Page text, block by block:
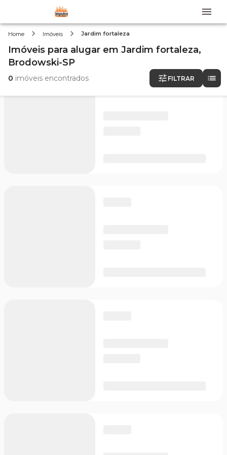
Home Imóveis Jardim fortaleza
Imóveis para alugar em Jardim fortaleza,
Brodowski-SP
0 imóveis encontrados FILTRAR